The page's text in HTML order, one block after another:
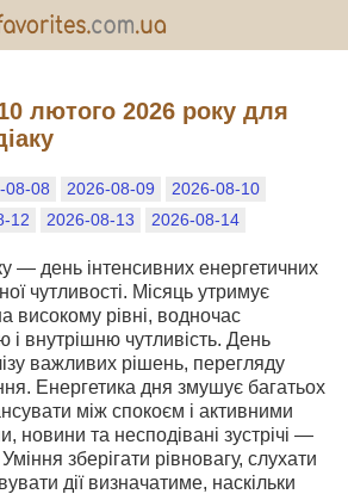
лютого 2026 року для
08-08 2026-08-09
2026-08-10
12 2026-08-13 2026-08-14
— день інтенсивних енергетичних
чутливості. Місяць утримує
високому рівні, водночас
і внутрішню чутливість. День
важливих рішень, перегляду
Енергетика дня змушує багатьох
між спокоєм і активними
новини та несподівані зустрічі —
зберігати рівновагу, слухати
дії визначатиме, наскільки